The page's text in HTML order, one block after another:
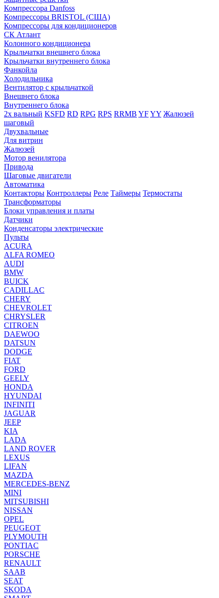
Компрессора Danfoss
Компрессоры BRISTOL (США)
Компрессоры для кондиционеров
СК Атлант
Колонного кондиционера
Крыльчатки внешнего блока
Крыльчатки внутреннего блока
Фанкойла
Холодильника
Вентилятор с крыльчаткой
Внешнего блока
Внутреннего блока
2х вальный KSFD RD RPG RPS RRMB YFYY Жалюзей
шаговый
Двухвальные
Для витрин
Жалюзей
Мотор венилятора
Привода
Шаговые двигатели
Автоматика
Контакторы Контроллеры Реле Таймеры Термостаты
Трансформаторы
Блоки управления и платы
Датчики
Конденсаторы электрические
Пульты
ACURA
ALFA ROMEO
AUDI
BMW
BUICK
CADILLAC
CHERY
CHEVROLET
CHRYSLER
CITROEN
DAEWOO
DATSUN
DODGE
FIAT
FORD
GEELY
HONDA
HYUNDAI
INFINITI
JAGUAR
JEEP
KIA
LADA
LAND ROVER
LEXUS
LIFAN
MAZDA
MERCEDES-BENZ
MINI
MITSUBISHI
NISSAN
OPEL
PEUGEOT
PLYMOUTH
PONTIAC
PORSCHE
RENAULT
SAAB
SEAT
SKODA